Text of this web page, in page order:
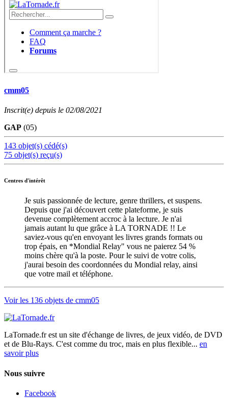
cmm05
Inscrit(e) depuis le 02/08/2021
GAP (05)
143 objet(s) cédé(s)
75 objet(s) reçu(s)
Centres d'intérêt
Je suis passionnée de lecture, genre thrillers, et suspens.
Depuis que j'ai découvert cette plateforme, je suis
devenue complètement accroc à la lecture. Je n'ai
jamais autant lu que grâce à LA TORNADE !! Le
saviez-vous qu'en envoyant les livres grands formats ou
trop épais, en *Mondial Relay" vous ne paierez 54 %
moins chère qu'à la poste. Pour le suivi de votre colis,
j'aurai besoin des coordonnées du Mondial relay, ainsi
que votre mail et téléphone.
Voir les 136 objets de cmm05
LaTornade.frest un site d'échange de livres, de jeux vidéo, de DVD
et de Blu-Rays. C'est comme du troc, mais en plus flexible... en
savoir plus
Nous suivre
Facebook